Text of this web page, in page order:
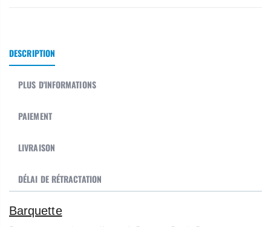
DESCRIPTION
PLUS D'INFORMATIONS
PAIEMENT
LIVRAISON
DÉLAI DE RÉTRACTATION
Barquette